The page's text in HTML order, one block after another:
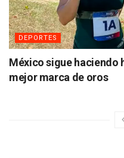
DEPORTES
México sigue haciendo
mejor marca de oros